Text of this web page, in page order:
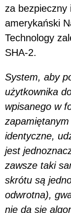
za bezpieczny
amerykański
Technology
SHA-2.
System, aby
użytkownika
wpisanego w
identyczne,
jest
zawsze taki
skrótu są
odwrotna),
nie da się